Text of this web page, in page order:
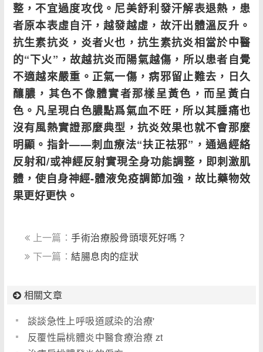
整，不宜過度攻伐。尼美舒利發汗解表退熱，患
者原本表虛自汗，越發越虛，故汗出體溫反升。
抗生素抗炎，炎者火也，抗生素抗炎相當於中醫
的“下火”，故越抗炎而陽氣越傷，所以患者自覺
不適越來嚴重。正氣一傷，病邪留止難去，日久
釀膿，其色不像體實者那樣呈黃色，而呈黃白
色。凡呈現白色膿點爲氣血不旺，所以其腫痛也
沒有風熱實證那麼典型，抗炎效果也就不會那麼
明顯。指針——刺血療法“扶正祛邪”，通過經絡
反射和/或神經反射實現全身功能調整，即刺激肌
體，使自身神經-體液免疫調節加強，故比藥物效
果更好更快。
上一篇：手術治療股骨頭壞死好嗎？
下一篇：結腸息肉的症狀
相關文章
談談急性上呼吸道感染的治療'
反覆性扁桃體炎中醫食療治療 zt